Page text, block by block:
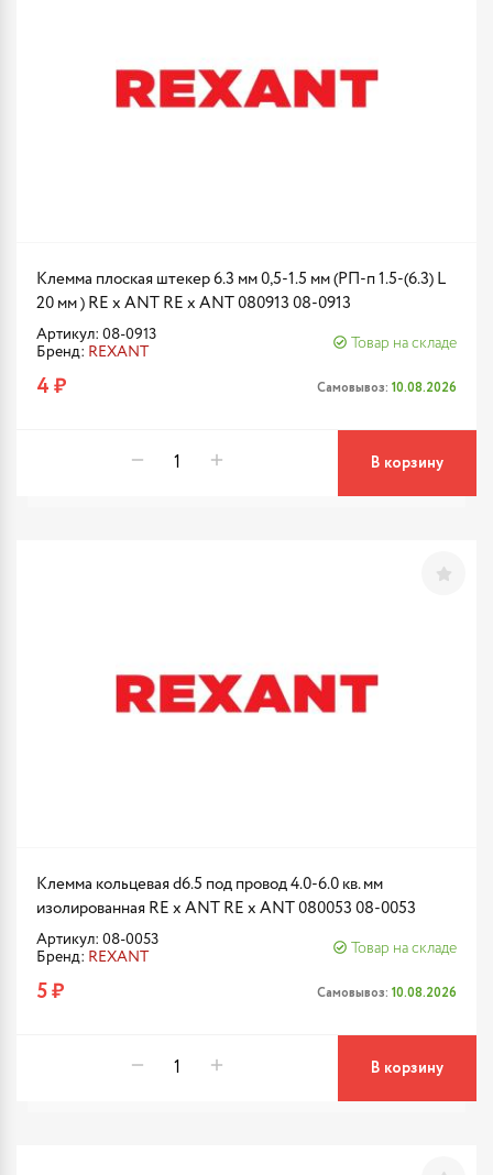
Клемма плоская штекер 6.3 мм 0,5-1.5 мм (РП-п 1.5-(6.3) L
20 мм ) RE x ANT RE x ANT 080913 08-0913
Артикул: 08-0913
Бренд: REXANT
Товар на складе
4 ₽ Самовывоз: 10.08.2026
В корзину
Клемма кольцевая d6.5 под провод 4.0-6.0 кв. мм
изолированная RE x ANT RE x ANT 080053 08-0053
Артикул: 08-0053
Бренд: REXANT
Товар на складе
5 ₽ Самовывоз: 10.08.2026
В корзину